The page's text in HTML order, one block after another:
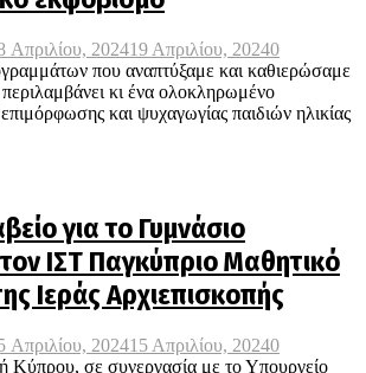
Απριλίου, 202419 Απριλίου, 20240
που αναπτύξαμε και καθιερώσαμε
κι ένα ολοκληρωμένο
και ψυχαγωγίας παιδιών ηλικίας
για το Γυμνάσιο
ΙΣΤ΄ Παγκύπριο Μαθητικό
Ιεράς Αρχιεπισκοπής
Απριλίου, 202415 Απριλίου, 20240
Κύπρου, σε συνεργασία με το Υπουργείο